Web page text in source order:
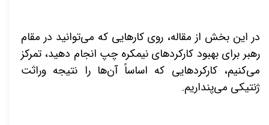
در این بخش از مقاله، روی کارهایی که می‌توانید در مقام
رهبر برای بهبود کارکردهای نیمکره چپ انجام دهید، تمرکز
می‌کنیم، کارکردهایی که اساساً آن‌ها را نتیجه وراثت
ژنتیکی می‌پنداریم.